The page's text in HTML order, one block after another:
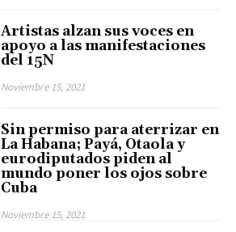
Artistas alzan sus voces en
apoyo a las manifestaciones
del 15N
Noviembre 15, 2021
Sin permiso para aterrizar en
La Habana; Payá, Otaola y
eurodiputados piden al
mundo poner los ojos sobre
Cuba
Noviembre 15, 2021